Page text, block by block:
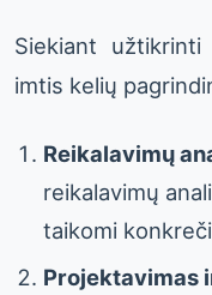
Siekiant
imtis kelių
Reikalavimų
reikalavimų
taikomi
Projektavimas